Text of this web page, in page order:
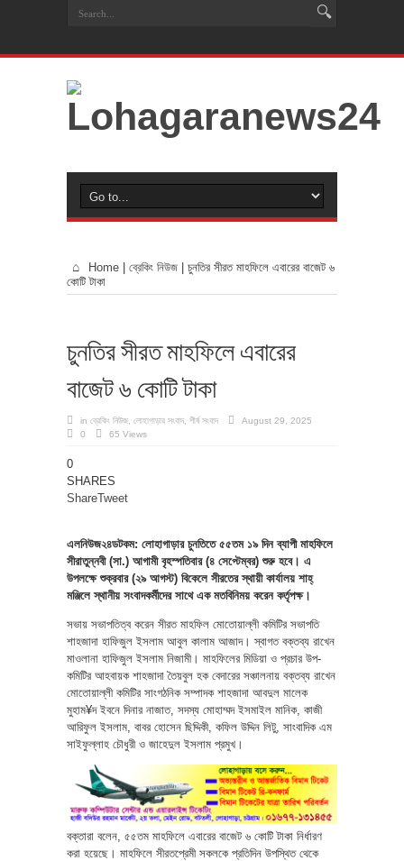
Home ব্রেকিং নিউজ
চুনতির সীরত মাহফিলে এবারের বাজেট ৬
কোটি টাকা
চুনতির সীরত মাহফিলে এবারের
বাজেট ৬ কোটি টাকা
in ব্রেকিং নিউজ লোহাগাড়ার সংবাদ শীর্ষ সংবাদ
August 29, 2025
0
65 Views
0
SHARES
ShareTweet
এলনিউজ২৪ডটকম: লোহাগাড়ার চুনতিতে ৫৫তম ১৯ দিন ব্যাপী মাহফিলে
সীরাতুন্নবী (সা.) আগামী বৃহস্পতিবার (৪ সেপ্টেম্বর) শুরু হবে। এ
উপলক্ষে শুক্রবার (২৯ আগস্ট) বিকেলে সীরতের স্থায়ী কার্যালয় শাহ্
মঞ্জিলে স্থানীয় সংবাদকর্মীদের সাথে এক মতবিনিময় করেন কর্তৃপক্ষ।
সভায় সভাপতিত্ব করেন সীরত মাহফিল মোতোয়াল্লী কমিটির সভাপতি
শাহজাদা হাফিজুল ইসলাম আবুল কালাম আজাদ। স্বাগত বক্তব্য রাখেন
মাওলানা হাফিজুল ইসলাম নিজামী। মাহফিলের মিডিয়া ও প্রচার উপ-
কমিটির আহবায়ক শাহজাদা তৈয়বুল হক বেদারের সঞ্চালনায় বক্তব্য রাখেন
মোতোয়াল্লী কমিটির সাংগঠনিক সম্পাদক শাহজাদা আবদুল মালেক
মুহাম¥দ ইবনে দিনার নাজাত, সদস্য মোহাম্মদ ইসমাইল মানিক, কাজী
আরিফুল ইসলাম, বাবর হোসেন ছিদ্দিকী, কফিল উদ্দিন লিটু, সাংবাদিক এম
সাইফুল্লাহ চৌধুরী ও জাহেদুল ইসলাম প্রমুখ।
বক্তারা বলেন, ৫৫তম মাহফিলে এবারের বাজেট ৬ কোটি টাকা নির্ধারণ
করা হয়েছে। মাহফিলে সীরতপ্রেমী সকলকে প্রতিদিন উপস্থিত থেকে